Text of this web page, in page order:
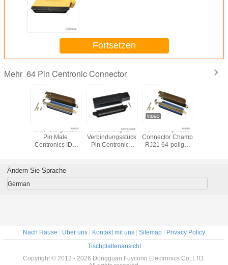
Fortsetzen
Mehr 64 Pin Centronic Connector
UL
Verbindungsstück
Pin Male
Centronics IDC
Neigungs-64 mit
Seiteneintrittsmetallabdeckung
Kräuselungsart
Verbindungsstück
Pin Centronics
70640 Amphenol
Connector Champ
RJ21 64-poliger
Ändern Sie Sprache
German
Nach Hause | Über uns | Kontakt mit uns | Sitemap | Privacy Policy
Tischplattenansicht
Copyright © 2012 - 2026 Dongguan Fuyconn Electronics Co,.LTD.